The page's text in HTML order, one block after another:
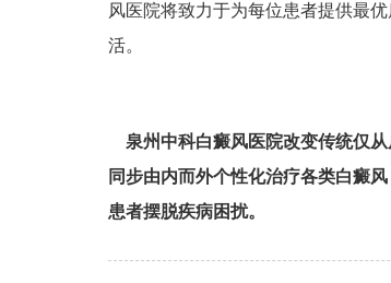
风医院将致力于为每位患者提供最
活。
泉州中科白癜风医院改变传统仅
同步由内而外个性化治疗各类白癜
患者摆脱疾病困扰。